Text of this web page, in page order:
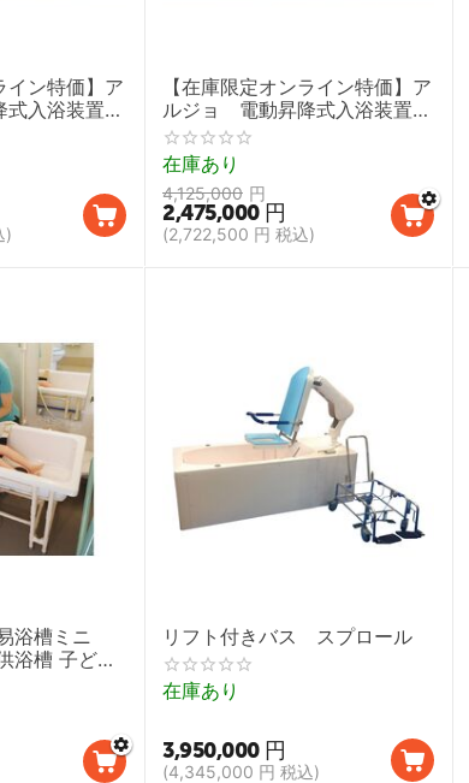
イン特価】ア
式入浴装置
プソディ
)
【在庫限定オンライン特価】ア
ルジョ 電動昇降式入浴装置
タイプＢ（P220プリモ）
在庫あり
4,125,000 円
2,475,000 円
(2,722,500 円 税込)
浴槽ミニ
浴槽 子ども
具】
リフト付きバス スプロール
在庫あり
3,950,000 円
(4,345,000 円 税込)